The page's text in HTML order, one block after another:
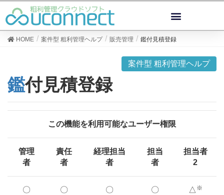
HOME 案件型 粗利管理ヘルプ 販売管理 鑑付見積登録
案件型 粗利管理ヘルプ
鑑付見積登録
この機能を利用可能なユーザー権限
管理
者
責任
者
経理担当
者
担当
者
担当者
2
〇 〇 〇 〇 △ ※